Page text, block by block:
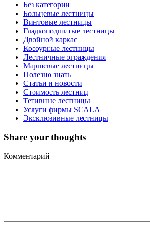
Без категории
Больцевые лестницы
Винтовые лестницы
Гладкоподшитые лестницы
Двойной каркас
Косоурные лестницы
Лестничные ограждения
Маршевые лестницы
Полезно знать
Статьи и новости
Стоимость лестниц
Тетивные лестницы
Услуги фирмы SCALA
Эксклюзивные лестницы
Share your thoughts
Комментарий